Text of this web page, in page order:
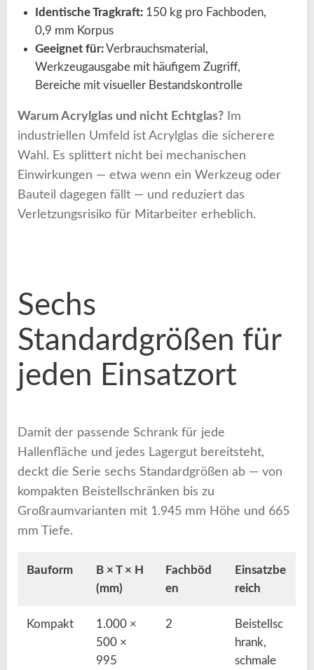
Identische Tragkraft: 150 kg pro Fachboden,
0,9 mm Korpus
Geeignet für:Verbrauchsmaterial,
Werkzeugausgabe mit häufigem Zugriff,
Bereiche mit visueller Bestandskontrolle
Warum Acrylglas und nicht Echtglas? Im
industriellen Umfeld ist Acrylglas die sicherere
Wahl. Es splittert nicht bei mechanischen
Einwirkungen — etwa wenn ein Werkzeug oder
Bauteil dagegen fällt — und reduziert das
Verletzungsrisiko für Mitarbeiter erheblich.
Sechs
Standardgrößen für
jeden Einsatzort
Damit der passende Schrank für jede
Hallenfläche und jedes Lagergut bereitsteht,
deckt die Serie sechs Standardgrößen ab — von
kompakten Beistellschränken bis zu
Großraumvarianten mit 1.945 mm Höhe und 665
mm Tiefe.
Bauform
B × T × H
(mm)
Fachböd
en
Einsatzbe
reich
Kompakt
1.000 ×
500 ×
995
2
Beistellsc
hrank,
schmale